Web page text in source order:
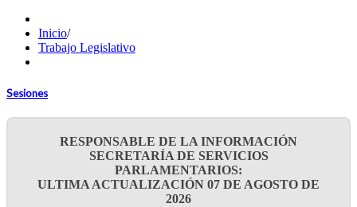
Inicio/
Trabajo Legislativo
Sesiones
RESPONSABLE DE LA INFORMACIÓN
SECRETARÍA DE SERVICIOS
PARLAMENTARIOS:
ULTIMA ACTUALIZACIÓN 07 DE AGOSTO DE
2026